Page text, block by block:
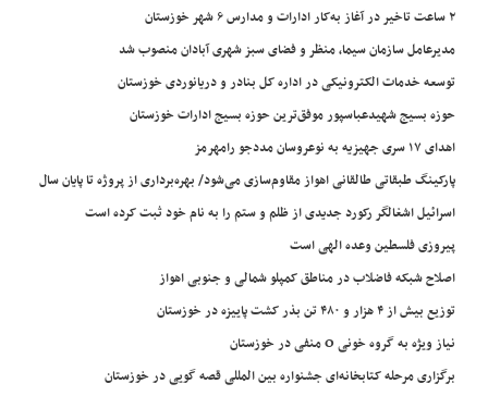
۲ ساعت تاخیر در آغاز به‌کار ادارات و مدارس ۶ شهر خوزستان
مدیرعامل سازمان سیما، منظر و فضای سبز شهری آبادان منصوب شد
توسعه خدمات الکترونیکی در اداره کل بنادر و دریانوردی خوزستان
حوزه بسیج شهیدعباسپور موفق‌ترین حوزه بسیج ادارات خوزستان
اهدای ۱۷ سری جهیزیه به نوعروسان مددجو رامهرمز
پارکینگ طبقاتی طالقانی اهواز مقاوم‌سازی می‌شود/ بهره‌برداری از پروژه تا پایان سال
اسرائیل اشغالگر رکورد جدیدی از ظلم و ستم را به نام خود ثبت کرده است
پیروزی فلسطین وعده الهی است
اصلاح شبکه فاضلاب در مناطق کمپلو شمالی و جنوبی اهواز
توزیع بیش از ۴ هزار و ۴۸۰ تن بذر کشت پاییزه در خوزستان
نیاز ویژه به گروه خونی O منفی در خوزستان
برگزاری مرحله کتابخانه‌ای جشنواره بین المللی قصه گویی در خوزستان